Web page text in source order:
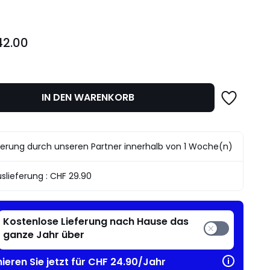
IN DEN WARENKORB
durch unseren Partner innerhalb von 1 Woche(n)
:CHF 29.90
Kostenlose Lieferung nach Hause das
ganze Jahr über
Sie jetzt für CHF 24.90/Jahr